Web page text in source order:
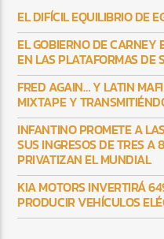
EL DIFÍCIL EQUILIBRIO DE
EL GOBIERNO DE CARNEY
EN LAS PLATAFORMAS DE
FRED AGAIN… Y LATIN
MIXTAPE Y
INFANTINO PROMETE A
SUS INGRESOS DE TRES A
PRIVATIZAN EL MUNDIAL
KIA MOTORS INVERTIRÁ
PRODUCIR VEHÍCULOS